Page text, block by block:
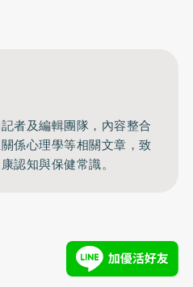
者及編輯團隊，內容整合
係心理學等相關文章，致
認知與保健常識。